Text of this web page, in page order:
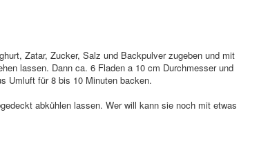
Zatar, Zucker, Salz und Backpulver zugeben und mit
lassen. Dann ca. 6 Fladen a 10 cm Durchmesser und
Umluft für 8 bis 10 Minuten backen.
abkühlen lassen. Wer will kann sie noch mit etwas